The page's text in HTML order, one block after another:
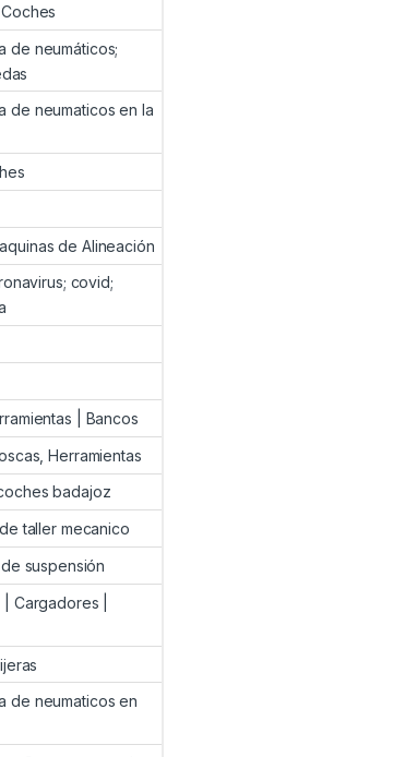
de neumáticos;
de neumaticos en la
de Alineación
covid;
| Bancos
Herramientas
badajoz
taller mecanico
suspensión
Cargadores |
de neumaticos en